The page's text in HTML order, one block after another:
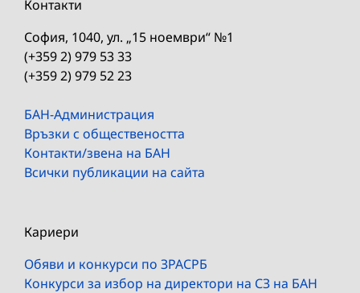
Контакти
София, 1040, ул. „15 ноември“ №1
(+359 2) 979 53 33
(+359 2) 979 52 23
БАН-Администрация
Връзки с обществеността
Контакти/звена на БАН
Всички публикации на сайта
Кариери
Обяви и конкурси по ЗРАСРБ
Конкурси за избор на директори на СЗ на БАН